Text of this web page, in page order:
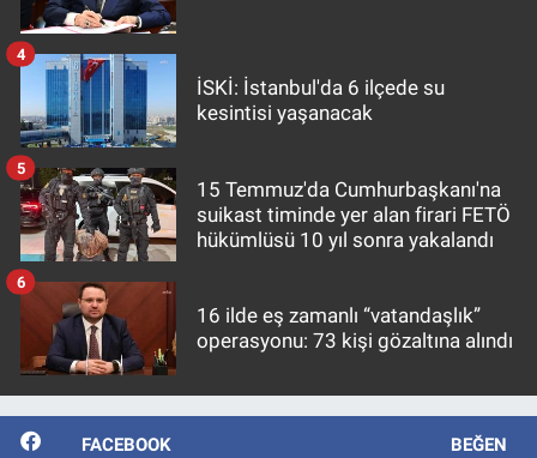
İSKİ: İstanbul'da 6 ilçede su
kesintisi yaşanacak
4
15 Temmuz'da Cumhurbaşkanı'na
suikast timinde yer alan firari FETÖ
hükümlüsü 10 yıl sonra yakalandı
5
16 ilde eş zamanlı “vatandaşlık”
operasyonu: 73 kişi gözaltına alındı
6
FACEBOOK BEĞEN